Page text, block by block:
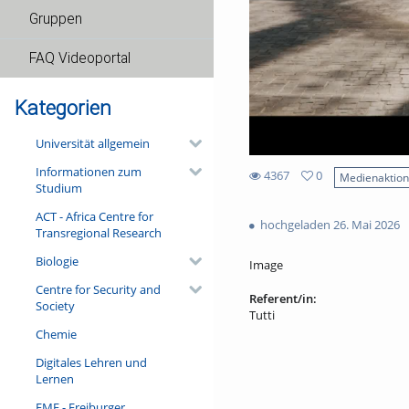
Gruppen
FAQ Videoportal
Kategorien
Universität allgemein
Informationen zum
Studium
ACT - Africa Centre for
Transregional Research
Biologie
Centre for Security and
Society
Chemie
Digitales Lehren und
Lernen
4367
views
0
hochgeladen 26. Mai 2026
Image
Referent/in:
Tutti